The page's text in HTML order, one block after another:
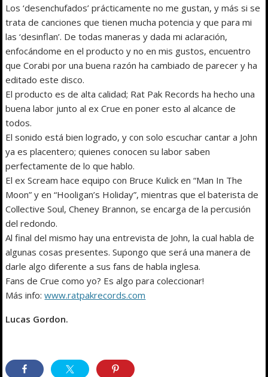
Los ‘desenchufados’ prácticamente no me gustan, y más si se
trata de canciones que tienen mucha potencia y que para mi
las ‘desinflan’. De todas maneras y dada mi aclaración,
enfocándome en el producto y no en mis gustos, encuentro
que Corabi por una buena razón ha cambiado de parecer y ha
editado este disco.
El producto es de alta calidad; Rat Pak Records ha hecho una
buena labor junto al ex Crue en poner esto al alcance de
todos.
El sonido está bien logrado, y con solo escuchar cantar a John
ya es placentero; quienes conocen su labor saben
perfectamente de lo que hablo.
El ex Scream hace equipo con Bruce Kulick en “Man In The
Moon” y en “Hooligan’s Holiday”, mientras que el baterista de
Collective Soul, Cheney Brannon, se encarga de la percusión
del redondo.
Al final del mismo hay una entrevista de John, la cual habla de
algunas cosas presentes. Supongo que será una manera de
darle algo diferente a sus fans de habla inglesa.
Fans de Crue como yo? Es algo para coleccionar!
Más info:www.ratpakrecords.com
Lucas Gordon.